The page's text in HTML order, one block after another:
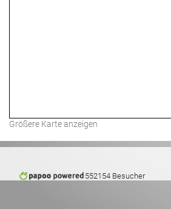
Größere Karte anzeigen
552154 Besucher